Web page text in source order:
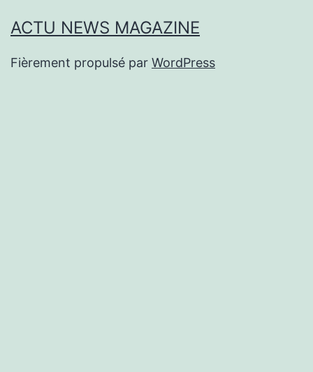
ACTU NEWS MAGAZINE
Fièrement propulsé par WordPress